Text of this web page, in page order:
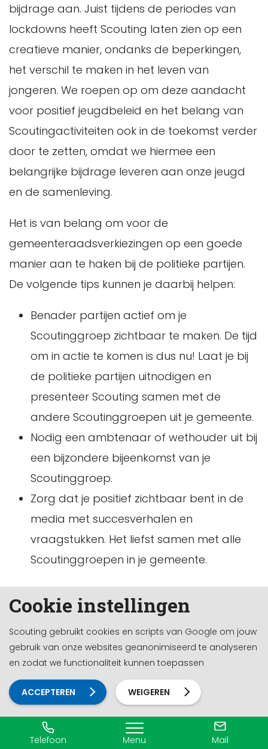
Cookie instellingen
Scouting gebruikt cookies en scripts van Google om jouw
gebruik van onze websites geanonimiseerd te analyseren
en zodat we functionaliteit kunnen toepassen
ACCEPTEREN WEIGEREN
bijdrage aan. Juist tijdens de periodes van
lockdowns heeft Scouting laten zien op een
creatieve manier, ondanks de beperkingen,
het verschil te maken in het leven van
jongeren. We roepen op om deze aandacht
voor positief jeugdbeleid en het belang van
Scoutingactiviteiten ook in de toekomst verder
door te zetten, omdat we hiermee een
belangrijke bijdrage leveren aan onze jeugd
en de samenleving.
Het is van belang om voor de
gemeenteraadsverkiezingen op een goede
manier aan te haken bij de politieke partijen.
De volgende tips kunnen je daarbij helpen:
Benader partijen actief om je
Scoutinggroep zichtbaar te maken. De tijd
om in actie te komen is dus nu! Laat je bij
de politieke partijen uitnodigen en
presenteer Scouting samen met de
andere Scoutinggroepen uit je gemeente.
Nodig een ambtenaar of wethouder uit bij
een bijzondere bijeenkomst van je
Scoutinggroep.
Zorg dat je positief zichtbaar bent in de
media met succesverhalen en
vraagstukken. Het liefst samen met alle
Scoutinggroepen in je gemeente.
Scouting heeft een position paper geschreven
waarin de belangrijkste punten voor Scouting
naar voren komen. Deze kan je uiteraard
gebruiken bij de lobby in jouw gemeente. Deze
en nog meer tips vind je op de pagina
vertel je de gemeente?
VrijwilligerswerkNL
Telefoon Menu Mail